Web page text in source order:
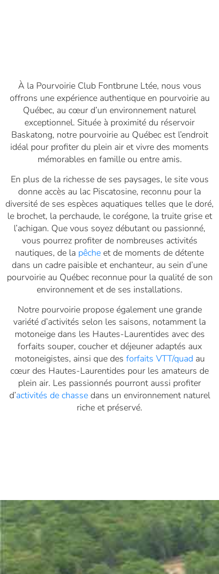
À la Pourvoirie Club Fontbrune Ltée, nous vous
offrons une expérience authentique en pourvoirie au
Québec, au cœur d’un environnement naturel
exceptionnel. Située à proximité du réservoir
Baskatong, notre pourvoirie au Québec est l’endroit
idéal pour profiter du plein air et vivre des moments
mémorables en famille ou entre amis.
En plus de la richesse de ses paysages, le site vous
donne accès au lac Piscatosine, reconnu pour la
diversité de ses espèces aquatiques telles que le doré,
le brochet, la perchaude, le corégone, la truite grise et
l’achigan. Que vous soyez débutant ou passionné,
vous pourrez profiter de nombreuses activités
nautiques, de la pêche et de moments de détente
dans un cadre paisible et enchanteur, au sein d’une
pourvoirie au Québec reconnue pour la qualité de son
environnement et de ses installations.
Notre pourvoirie propose également une grande
variété d’activités selon les saisons, notamment la
motoneige dans les Hautes-Laurentides avec des
forfaits souper, coucher et déjeuner adaptés aux
motoneigistes, ainsi que des forfaits VTT/quad au
cœur des Hautes-Laurentides pour les amateurs de
plein air. Les passionnés pourront aussi profiter
d’activités de chassedans un environnement naturel
riche et préservé.